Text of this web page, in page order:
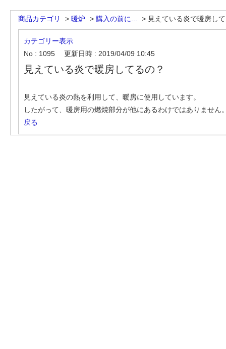
商品カテゴリ > 暖炉 > 購入の前に... > 見えている炎で暖房し
カテゴリー表示
No : 1095
更新日時 : 2019/04/09 10:45
見えている炎で暖房してるの？
見えている炎の熱を利用して、暖房に使用しています。
したがって、暖房用の燃焼部分が他にあるわけではありませ
戻る